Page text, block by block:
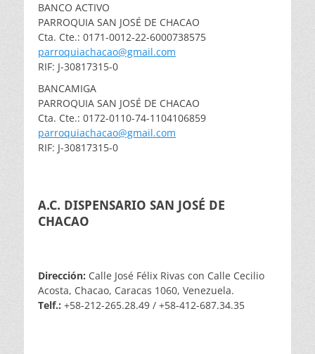
BANCO ACTIVO
PARROQUIA SAN JOSÉ DE CHACAO
Cta. Cte.: 0171-0012-22-6000738575
parroquiachacao@gmail.com
RIF: J-30817315-0
BANCAMIGA
PARROQUIA SAN JOSÉ DE CHACAO
Cta. Cte.: 0172-0110-74-1104106859
parroquiachacao@gmail.com
RIF: J-30817315-0
A.C. DISPENSARIO SAN JOSÉ DE
CHACAO
Dirección: Calle José Félix Rivas con Calle Cecilio
Acosta, Chacao, Caracas 1060, Venezuela.
Telf.: +58-212-265.28.49 / +58-412-687.34.35